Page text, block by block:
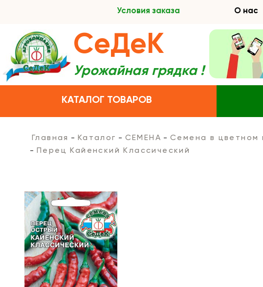
Условия заказа О нас
КАТАЛОГ ТОВАРОВ
СеДеК
Урожайная грядка !
Главная Каталог СЕМЕНА Семена в цветном
Перец Кайенский Классический